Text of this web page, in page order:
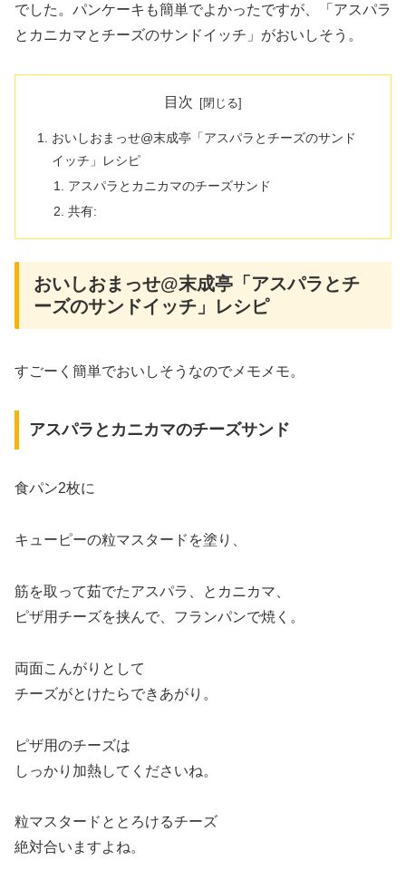
でした。パンケーキも簡単でよかったですが、「アスパラ
とカニカマとチーズのサンドイッチ」がおいしそう。
目次
おいしおまっせ@末成亭「アスパラとチーズのサンド
イッチ」レシピ
アスパラとカニカマのチーズサンド
共有:
おいしおまっせ@末成亭「アスパラとチ
ーズのサンドイッチ」レシピ
すごーく簡単でおいしそうなのでメモメモ。
アスパラとカニカマのチーズサンド
食パン2枚に
キューピーの粒マスタードを塗り、
筋を取って茹でたアスパラ、とカニカマ、
ピザ用チーズを挟んで、フランパンで焼く。
両面こんがりとして
チーズがとけたらできあがり。
ピザ用のチーズは
しっかり加熱してくださいね。
粒マスタードととろけるチーズ
絶対合いますよね。